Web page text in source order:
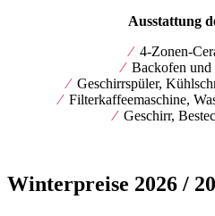
Ausstattung
⁄ 4-Zonen-
⁄ Backofen
⁄ Geschirrspüler,
⁄ Filterkaffeemaschine,
⁄ Geschirr,
Winterpreise 2026 /